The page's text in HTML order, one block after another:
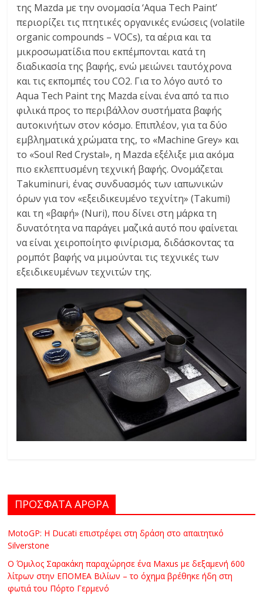
της Mazda με την ονομασία ‘Aqua Tech Paint’
περιορίζει τις πτητικές οργανικές ενώσεις (volatile
organic compounds – VOCs), τα αέρια και τα
μικροσωματίδια που εκπέμπονται κατά τη
διαδικασία της βαφής, ενώ μειώνει ταυτόχρονα
και τις εκπομπές του CO2. Για το λόγο αυτό το
Aqua Tech Paint της Mazda είναι ένα από τα πιο
φιλικά προς το περιβάλλον συστήματα βαφής
αυτοκινήτων στον κόσμο. Επιπλέον, για τα δύο
εμβληματικά χρώματα της, το «Machine Grey» και
το «Soul Red Crystal», η Mazda εξέλιξε μια ακόμα
πιο εκλεπτυσμένη τεχνική βαφής. Ονομάζεται
Takuminuri, ένας συνδυασμός των ιαπωνικών
όρων για τον «εξειδικευμένο τεχνίτη» (Takumi)
και τη «βαφή» (Nuri), που δίνει στη μάρκα τη
δυνατότητα να παράγει μαζικά αυτό που φαίνεται
να είναι χειροποίητο φινίρισμα, διδάσκοντας τα
ρομπότ βαφής να μιμούνται τις τεχνικές των
εξειδικευμένων τεχνιτών της.
ΠΡΟΣΦΑΤΑ ΑΡΘΡΑ
MotoGP: Η Ducati επιστρέφει στη δράση στο απαιτητικό
Silverstone
Ο Όμιλος Σαρακάκη παραχώρησε ένα Maxus με δεξαμενή 600
λίτρων στην ΕΠΟΜΕΑ Βιλίων – το όχημα βρέθηκε ήδη στη
φωτιά του Πόρτο Γερμενό